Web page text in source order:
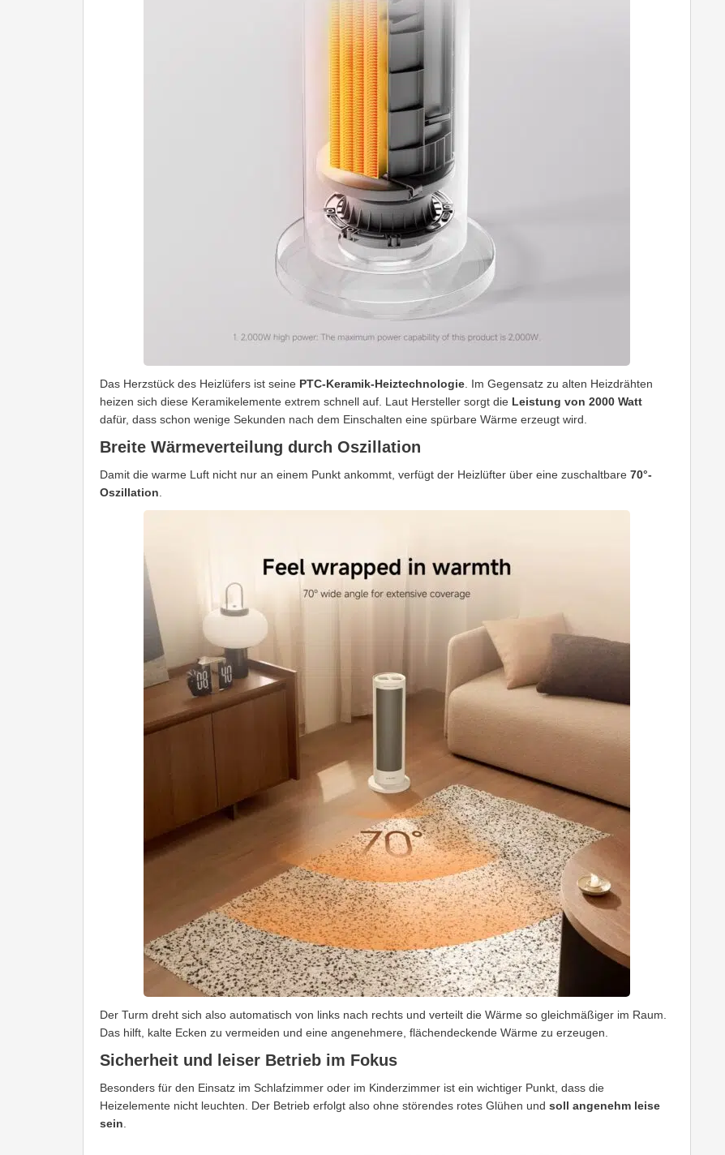
Das Herzstück des Heizlüfers ist seine PTC-Keramik-Heiztechnologie . Im Gegensatz zu alten Heizdrähten
heizen sich diese Keramikelemente extrem schnell auf. Laut Hersteller sorgt die Leistung von 2000 Watt
dafür, dass schon wenige Sekunden nach dem Einschalten eine spürbare Wärme erzeugt wird.
Breite Wärmeverteilung durch Oszillation
Damit die warme Luft nicht nur an einem Punkt ankommt, verfügt der Heizlüfter über eine zuschaltbare 70°-
Oszillation
Der Turm dreht sich also automatisch von links nach rechts und verteilt die Wärme so gleichmäßiger im Raum.
Das hilft, kalte Ecken zu vermeiden und eine angenehmere, flächendeckende Wärme zu erzeugen.
Sicherheit und leiser Betrieb im Fokus
Besonders für den Einsatz im Schlafzimmer oder im Kinderzimmer ist ein wichtiger Punkt, dass die
Heizelemente nicht leuchten. Der Betrieb erfolgt also ohne störendes rotes Glühen und soll angenehm leise
sein